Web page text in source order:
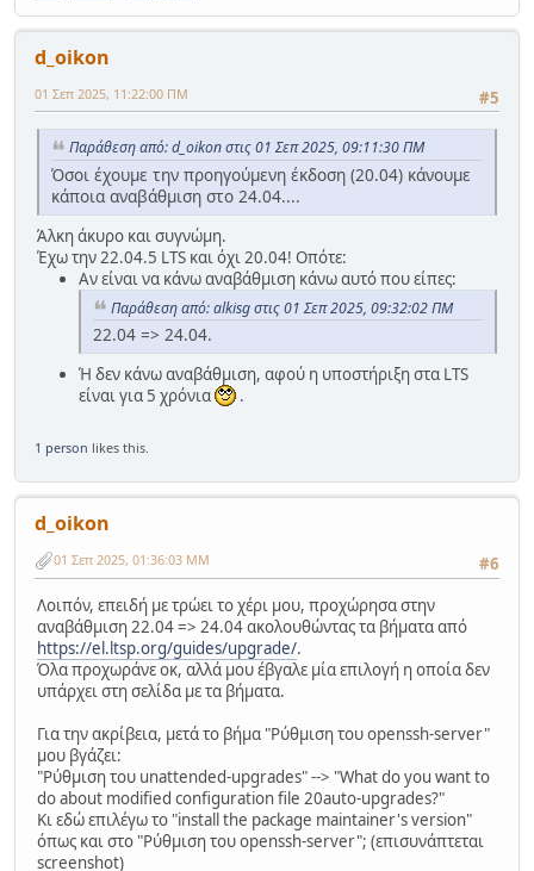
d_oikon
#5
01 Σεπ 2025, 11:22:00 ΠΜ
Παράθεση από: d_oikon στις 01 Σεπ 2025, 09:11:30 ΠΜ
Όσοι έχουμε την προηγούμενη έκδοση (20.04) κάνουμε
κάποια αναβάθμιση στο 24.04....
Άλκη άκυρο και συγνώμη.
Έχω την 22.04.5 LTS και όχι 20.04! Οπότε:
Αν είναι να κάνω αναβάθμιση κάνω αυτό που είπες:
Παράθεση από: alkisg στις 01 Σεπ 2025, 09:32:02 ΠΜ
22.04 => 24.04.
Ή δεν κάνω αναβάθμιση, αφού η υποστήριξη στα LTS
είναι για 5 χρόνια
.
1 person likes this.
d_oikon
#6
01 Σεπ 2025, 01:36:03 ΜΜ
Λοιπόν, επειδή με τρώει το χέρι μου, προχώρησα στην
αναβάθμιση 22.04 => 24.04 ακολουθώντας τα βήματα από
https://el.ltsp.org/guides/upgrade/.
Όλα προχωράνε οκ, αλλά μου έβγαλε μία επιλογή η οποία δεν
υπάρχει στη σελίδα με τα βήματα.
Για την ακρίβεια, μετά το βήμα "Ρύθμιση του openssh-server"
μου βγάζει:
"Ρύθμιση του unattended-upgrades" --> "What do you want to
do about modified configuration file 20auto-upgrades?"
Κι εδώ επιλέγω το "install the package maintainer's version"
όπως και στο "Ρύθμιση του openssh-server"; (επισυνάπτεται
screenshot)